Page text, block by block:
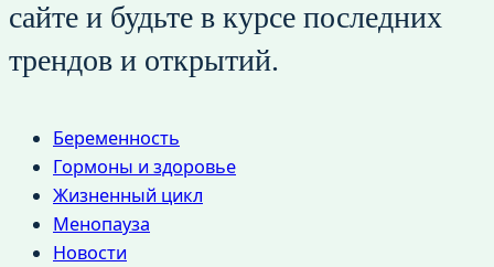
сайте и будьте в курсе последних
трендов и открытий.
Беременность
Гормоны и здоровье
Жизненный цикл
Менопауза
Новости